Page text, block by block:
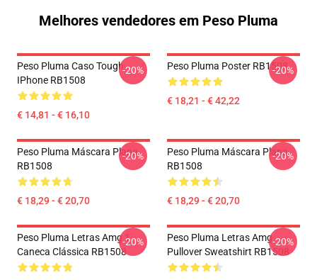
Melhores vendedores em Peso Pluma
Peso Pluma Caso Tough
IPhone RB1508
€ 14,81 - € 16,10
-20% Peso Pluma Poster RB1508
€ 18,21 - € 42,22
-20%
Peso Pluma Máscara Plana
RB1508
€ 18,29 - € 20,70
-20%
Peso Pluma Máscara Plana
RB1508
€ 18,29 - € 20,70
-20%
Peso Pluma Letras Amg 1
Caneca Clássica RB1508
-20%
Peso Pluma Letras Amg
Pullover Sweatshirt RB1508
-20%